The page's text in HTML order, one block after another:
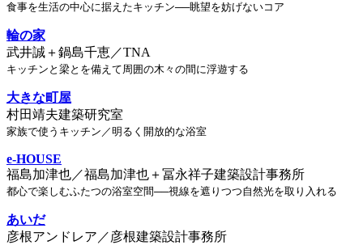
食事を生活の中心に据えたキッチン──眺望を妨げないコア
輪の家
武井誠＋鍋島千恵／TNA
キッチンと梁とを備えて周囲の木々の間に浮遊する
大きな町屋
村田靖夫建築研究室
家族で使うキッチン／明るく開放的な浴室
e-HOUSE
福島加津也／福島加津也＋冨永祥子建築設計事務所
都心で楽しむふたつの浴室空間──視線を遮りつつ自然光を取り入れる
あいだ
彦根アンドレア／彦根建築設計事務所